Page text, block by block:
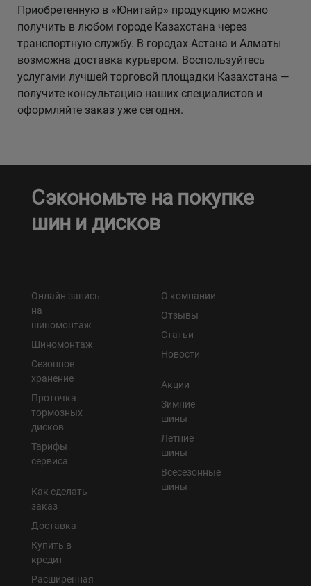
Приобретенную в «Юнитайр» продукцию можно
получить в любом городе Казахстана через
транспортную службу. В городах Астана и Алматы
возможна доставка курьером. Воспользуйтесь
услугами лучшей торговой площадки Казахстана —
получите консультацию наших специалистов и
оформляйте заказ уже сегодня.
Сэкономьте на покупке
шин и дисков
Онлайн запись
на
шиномонтаж
Шиномонтаж
Сезонное
хранение
Проточка
тормозных
дисков
Тарифы
сервиса
Как сделать
заказ
Доставка
Купить в
кредит
Расширенная
О компании
Отзывы
Статьи
Новости
Акции
Зимние
шины
Летние
шины
Всесезонные
шины